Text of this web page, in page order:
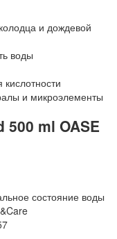
и дождевой
воды
и микроэлементы
500 ml OASE
состояние воды